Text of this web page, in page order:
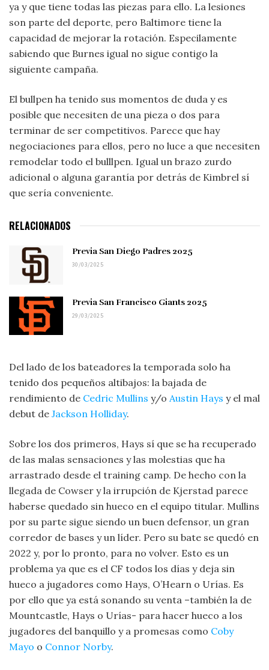
ya y que tiene todas las piezas para ello. La lesiones
son parte del deporte, pero Baltimore tiene la
capacidad de mejorar la rotación. Especilamente
sabiendo que Burnes igual no sigue contigo la
siguiente campaña.
El bullpen ha tenido sus momentos de duda y es
posible que necesiten de una pieza o dos para
terminar de ser competitivos. Parece que hay
negociaciones para ellos, pero no luce a que necesiten
remodelar todo el bulllpen. Igual un brazo zurdo
adicional o alguna garantía por detrás de Kimbrel sí
que sería conveniente.
RELACIONADOS
Previa San Diego Padres 2025
30/03/2025
Previa San Francisco Giants 2025
29/03/2025
Del lado de los bateadores la temporada solo ha
tenido dos pequeños altibajos: la bajada de
rendimiento de Cedric Mullins y/o Austin Hays y el mal
debut de Jackson Holliday.
Sobre los dos primeros, Hays sí que se ha recuperado
de las malas sensaciones y las molestias que ha
arrastrado desde el training camp. De hecho con la
llegada de Cowser y la irrupción de Kjerstad parece
haberse quedado sin hueco en el equipo titular. Mullins
por su parte sigue siendo un buen defensor, un gran
corredor de bases y un líder. Pero su bate se quedó en
2022 y, por lo pronto, para no volver. Esto es un
problema ya que es el CF todos los días y deja sin
hueco a jugadores como Hays, O’Hearn o Urías. Es
por ello que ya está sonando su venta –también la de
Mountcastle, Hays o Urías- para hacer hueco a los
jugadores del banquillo y a promesas como Coby
Mayo o Connor Norby.